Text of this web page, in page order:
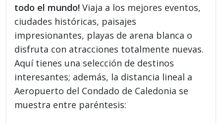
todo el mundo! Viaja a los mejores eventos,
ciudades históricas, paisajes
impresionantes, playas de arena blanca o
disfruta con atracciones totalmente nuevas.
Aquí tienes una selección de destinos
interesantes; además, la distancia lineal a
Aeropuerto del Condado de Caledonia se
muestra entre paréntesis: